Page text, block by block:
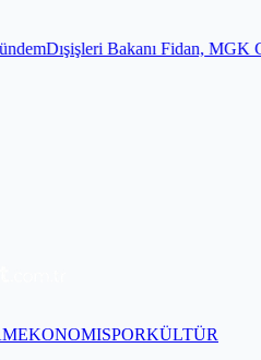
Fidan, MGK Genel
EKONOMISPORKÜLTÜR